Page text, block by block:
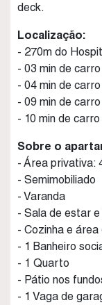
deck.
Localização:
- 270m do
- 03 min de
- 04 min de
- 09 min de
- 10 min de
Sobre o
- Área privativa:
- Semimobiliado
- Varanda
- Sala de estar
- Cozinha e área
- 1 Banheiro
- 1 Quarto
- Pátio nos
- 1 Vaga de